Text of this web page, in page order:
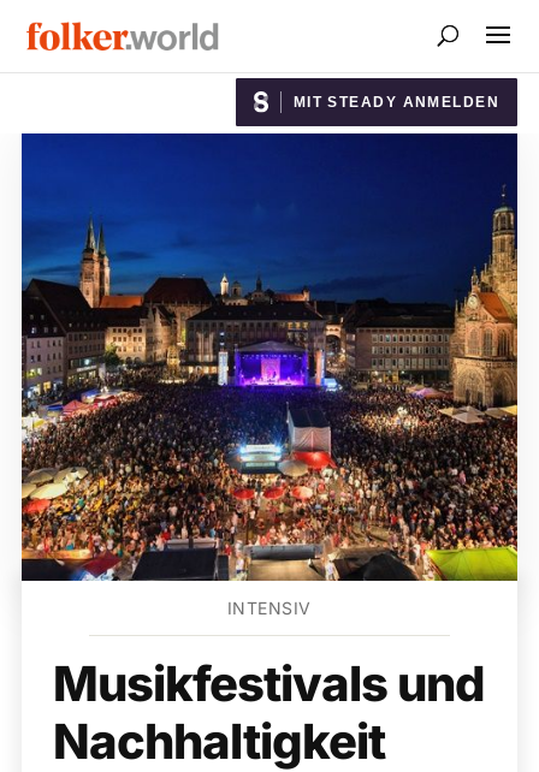
MIT STEADY ANMELDEN
INTENSIV
Musikfestivals und
Nachhaltigkeit